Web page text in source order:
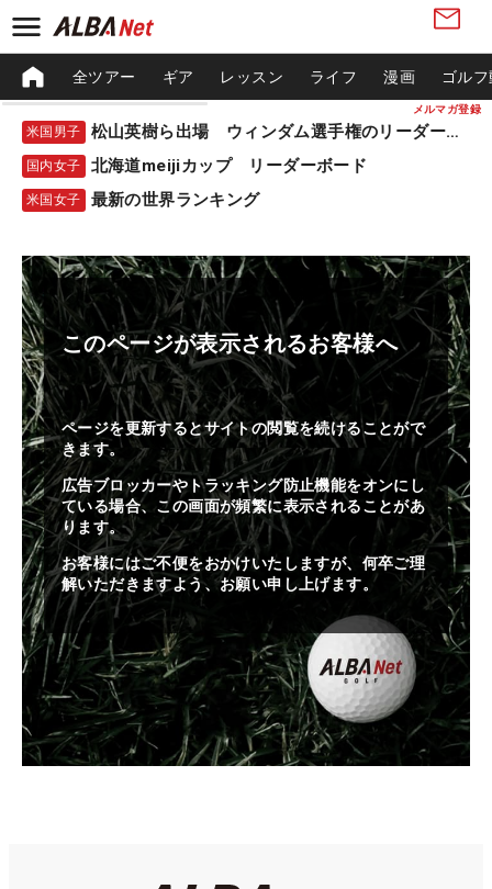
メルマガ登録
全ツアー ギア レッスン ライフ 漫画 ゴル
米国男子 松山英樹ら出場 ウィンダム選手権のリーダーボード
国内女子 北海道meijiカップ リーダーボード
米国女子 最新の世界ランキング
このページが表示されるお客様へ
ページを更新するとサイトの閲覧を続けることがで
きます。
広告ブロッカーやトラッキング防止機能をオンにし
ている場合、この画面が頻繁に表示されることがあ
ります。
お客様にはご不便をおかけいたしますが、何卒ご理
解いただきますよう、お願い申し上げます。